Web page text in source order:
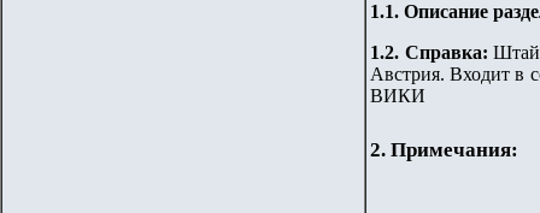
1.1. Описание
1.2. Справка:
Австрия. Входит в
ВИКИ
2. Примечания: